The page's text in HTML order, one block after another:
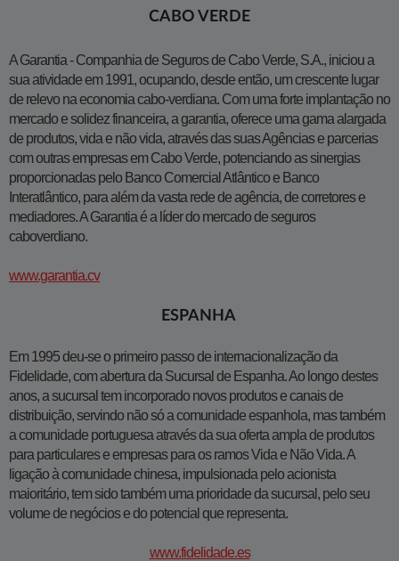
CABO VERDE
A Garantia - Companhia de Seguros de Cabo Verde, S.A., iniciou a
sua atividade em 1991, ocupando, desde então, um crescente lugar
de relevo na economia cabo-verdiana. Com uma forte implantação no
mercado e solidez financeira, a garantia, oferece uma gama alargada
de produtos, vida e não vida, através das suas Agências e parcerias
com outras empresas em Cabo Verde, potenciando as sinergias
proporcionadas pelo Banco Comercial Atlântico e Banco
Interatlântico, para além da vasta rede de agência, de corretores e
mediadores. A Garantia é a líder do mercado de seguros
caboverdiano.
www.garantia.cv
ESPANHA
Em 1995 deu-se o primeiro passo de internacionalização da
Fidelidade, com abertura da Sucursal de Espanha. Ao longo destes
anos, a sucursal tem incorporado novos produtos e canais de
distribuição, servindo não só a comunidade espanhola, mas também
a comunidade portuguesa através da sua oferta ampla de produtos
para particulares e empresas para os ramos Vida e Não Vida. A
ligação à comunidade chinesa, impulsionada pelo acionista
maioritário, tem sido também uma prioridade da sucursal, pelo seu
volume de negócios e do potencial que representa.​
www.fidelidade.es